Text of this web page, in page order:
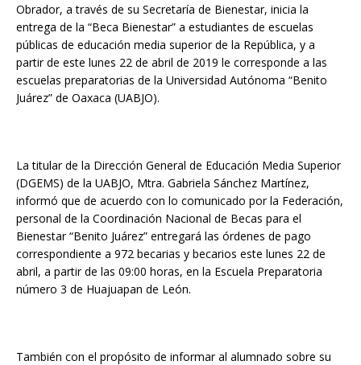
Obrador, a través de su Secretaría de Bienestar, inicia la
entrega de la “Beca Bienestar” a estudiantes de escuelas
públicas de educación media superior de la República, y a
partir de este lunes 22 de abril de 2019 le corresponde a las
escuelas preparatorias de la Universidad Autónoma “Benito
Juárez” de Oaxaca (UABJO).
La titular de la Dirección General de Educación Media Superior
(DGEMS) de la UABJO, Mtra. Gabriela Sánchez Martínez,
informó que de acuerdo con lo comunicado por la Federación,
personal de la Coordinación Nacional de Becas para el
Bienestar “Benito Juárez” entregará las órdenes de pago
correspondiente a 972 becarias y becarios este lunes 22 de
abril, a partir de las 09:00 horas, en la Escuela Preparatoria
número 3 de Huajuapan de León.
También con el propósito de informar al alumnado sobre su